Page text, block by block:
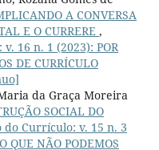
A CONVERSA
E O CURRERE ,
16 n. 1 (2023): POR
DE CURRÍCULO
da Graça Moreira
SOCIAL DO
do Currículo: v. 15 n. 3
QUE NÃO PODEMOS